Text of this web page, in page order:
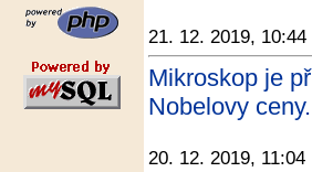
21. 12. 2019, 10:44
Mikroskop je
Nobelovy
20. 12. 2019, 11:04